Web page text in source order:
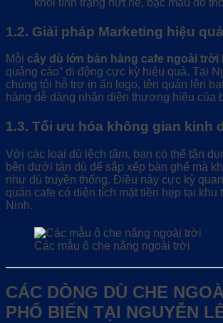
1.2. Giải pháp Marketing hiệu quả
Mỗi cây dù lớn bán hàng cafe ngoài trời
quảng cáo” di động cực kỳ hiệu quả. Tại
chúng tôi hỗ trợ in ấn logo, tên quán lên
hàng dễ dàng nhận diện thương hiệu của
1.3. Tối ưu hóa không gian kinh
Với các loại dù lệch tâm, bạn có thể tận
bên dưới tán dù để sắp xếp bàn ghế mà
như dù truyền thống. Điều này cực kỳ
quán cafe có diện tích mặt tiền hẹp tại khu
Ninh.
Các mẫu ô che nắng ngoài trời
CÁC DÒNG DÙ CHE
PHỔ BIẾN TẠI NGUYỄN